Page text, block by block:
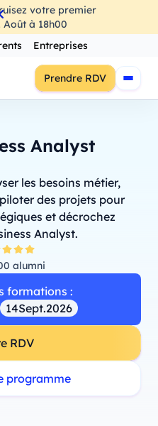
votre premier
Août à 18h00
Entreprises
Prendre RDV
Analyst
les besoins métier,
des projets pour
et décrochez
Analyst.
alumni
formations :
14Sept.2026
RDV
programme